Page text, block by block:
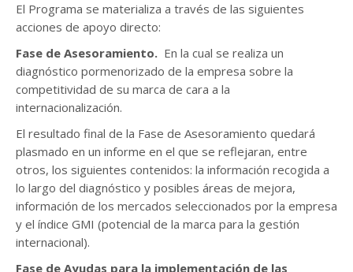
El Programa se materializa a través de las siguientes
acciones de apoyo directo:
Fase de Asesoramiento. En la cual se realiza un
diagnóstico pormenorizado de la empresa sobre la
competitividad de su marca de cara a la
internacionalización.
El resultado final de la Fase de Asesoramiento quedará
plasmado en un informe en el que se reflejaran, entre
otros, los siguientes contenidos: la información recogida a
lo largo del diagnóstico y posibles áreas de mejora,
información de los mercados seleccionados por la empresa
y el índice GMI (potencial de la marca para la gestión
internacional).
Fase de Ayudas para la implementación de las